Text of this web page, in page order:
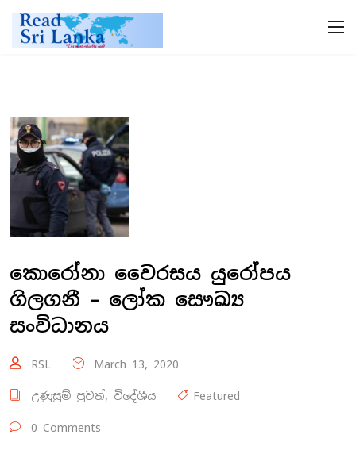
කොරෝනා වෛරසය යුරෝපය
ගිලගනී – ලෝක සෞඛ්‍ය
සංවිධානය
RSL March 13, 2020
උණුසුම් පුවත්, විදේශීය ‍Featured
0 Comments